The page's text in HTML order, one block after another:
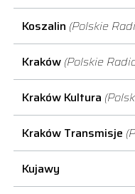
Koszalin (Polskie
Kraków (Polskie
Kraków Kultura
Kraków Transmisje
Kujawy